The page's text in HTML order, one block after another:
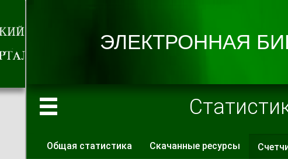
Общая статистика Скачанные ресурсы